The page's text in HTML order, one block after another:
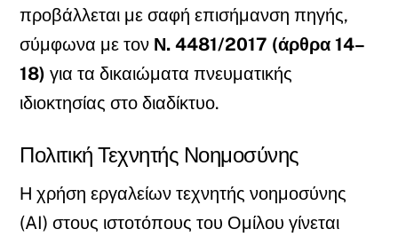
προβάλλεται με σαφή επισήμανση πηγής,
σύμφωνα με τον Ν. 4481/2017 (άρθρα 14–
18) για τα δικαιώματα πνευματικής
ιδιοκτησίας στο διαδίκτυο.
Πολιτική Τεχνητής Νοημοσύνης
Η χρήση εργαλείων τεχνητής νοημοσύνης
(AI) στους ιστοτόπους του Ομίλου γίνεται